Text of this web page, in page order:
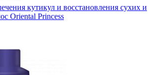
кутикул и восстановления сухих и
Oriental Princess